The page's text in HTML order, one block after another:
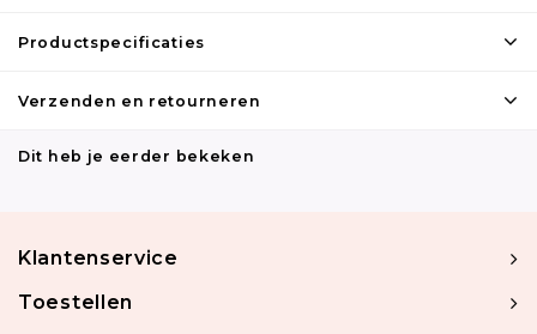
Productspecificaties
Verzenden en retourneren
Dit heb je eerder bekeken
Klantenservice
Toestellen